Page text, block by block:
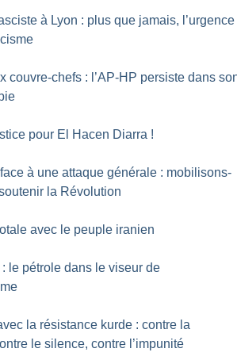
à Lyon : plus que jamais, l’urgence
couvre-chefs : l’AP-HP persiste dans
pour El Hacen Diarra !
à une attaque générale : mobilisons-
la Révolution
avec le peuple iranien
le pétrole dans le viseur de
la résistance kurde : contre la
le silence, contre l’impunité